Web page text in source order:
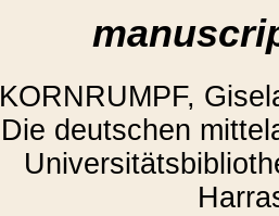
KORNRUMPF,
Die deutschen